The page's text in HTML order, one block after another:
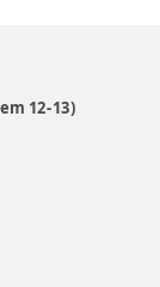
12-13)